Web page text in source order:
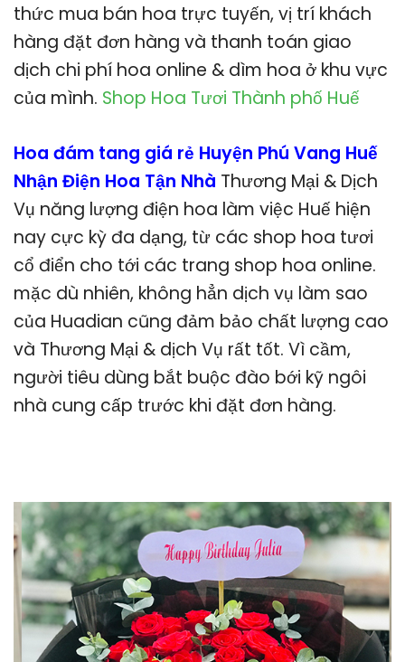
thức mua bán hoa trực tuyến, vị trí khách
hàng đặt đơn hàng và thanh toán giao
dịch chi phí hoa online & dìm hoa ở khu vực
của mình. Shop Hoa Tươi Thành phố Huế
Hoa đám tang giá rẻ Huyện Phú Vang Huế
Nhận Điện Hoa Tận Nhà Thương Mại & Dịch
Vụ năng lượng điện hoa làm việc Huế hiện
nay cực kỳ đa dạng, từ các shop hoa tươi
cổ điển cho tới các trang shop hoa online.
mặc dù nhiên, không hẳn dịch vụ làm sao
của Huadian cũng đảm bảo chất lượng cao
và Thương Mại & dịch Vụ rất tốt. Vì cầm,
người tiêu dùng bắt buộc đào bới kỹ ngôi
nhà cung cấp trước khi đặt đơn hàng.